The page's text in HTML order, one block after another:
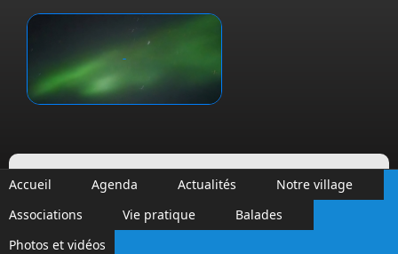
Vinalmont
Accueil Agenda Actualités
Notre village
Associations
Vie pratique
Balades
Photos et vidéos